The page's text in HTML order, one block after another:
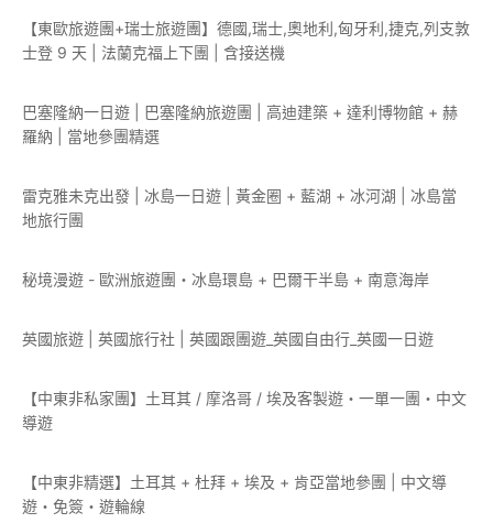
【東歐旅遊團+瑞士旅遊團】德國,瑞士,奧地利,匈牙利,捷克,列支敦
士登 9 天 | 法蘭克福上下團 | 含接送機
巴塞隆納一日遊 | 巴塞隆納旅遊團 | 高迪建築 + 達利博物館 + 赫
羅納 | 當地參團精選
雷克雅未克出發 | 冰島一日遊 | 黃金圈 + 藍湖 + 冰河湖 | 冰島當
地旅行團
秘境漫遊 - 歐洲旅遊團・冰島環島 + 巴爾干半島 + 南意海岸
英國旅遊 | 英國旅行社 | 英國跟團遊_英國自由行_英國一日遊
【中東非私家團】土耳其 / 摩洛哥 / 埃及客製遊・一單一團・中文
導遊
【中東非精選】土耳其 + 杜拜 + 埃及 + 肯亞當地參團 | 中文導
遊・免簽・遊輪線